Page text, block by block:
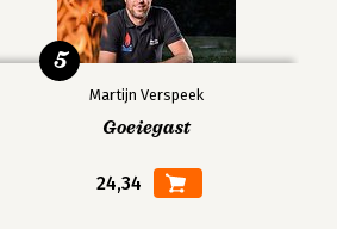
Martijn Verspeek
Goeiegast
24,34
5